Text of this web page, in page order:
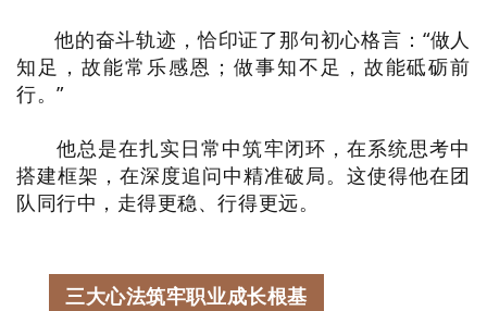
他的奋斗轨迹，恰印证了那句初心格言：“做人
知足，故能常乐感恩；做事知不足，故能砥砺前
行。”
他总是在扎实日常中筑牢闭环，在系统思考中
搭建框架，在深度追问中精准破局。这使得他在团
队同行中，走得更稳、行得更远。
三大心法筑牢职业成长根基